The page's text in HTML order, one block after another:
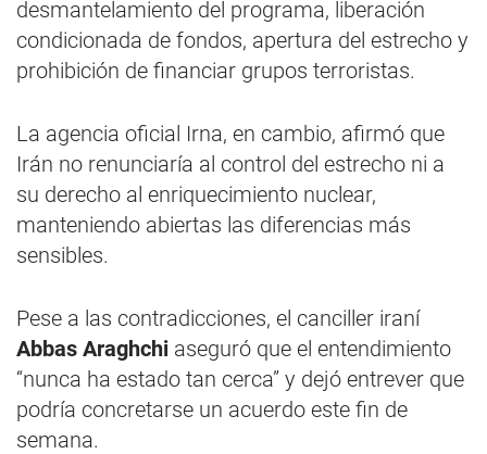
desmantelamiento del programa, liberación
condicionada de fondos, apertura del estrecho y
prohibición de financiar grupos terroristas.
La agencia oficial Irna, en cambio, afirmó que
Irán no renunciaría al control del estrecho ni a
su derecho al enriquecimiento nuclear,
manteniendo abiertas las diferencias más
sensibles.
Pese a las contradicciones, el canciller iraní
Abbas Araghchi aseguró que el entendimiento
“nunca ha estado tan cerca” y dejó entrever que
podría concretarse un acuerdo este fin de
semana.